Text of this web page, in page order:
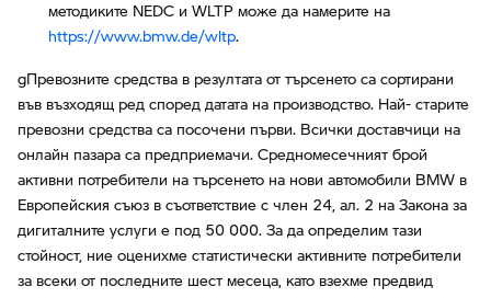
методиките NEDC и WLTP може да намерите на
https://www.bmw.de/wltp.
gПревозните средства в резултата от търсенето са сортирани
във възходящ ред според датата на производство. Най- старите
превозни средства са посочени първи. Всички доставчици на
онлайн пазара са предприемачи. Средномесечният брой
активни потребители на търсенето на нови автомобили BMW в
Европейския съюз в съответствие с член 24, ал. 2 на Закона за
дигиталните услуги е под 50 000. За да определим тази
стойност, ние оценихме статистически активните потребители
за всеки от последните шест месеца, като взехме предвид